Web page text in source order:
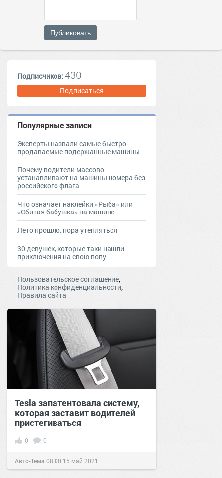
Публиковать
Подписчиков: 430
Подписаться
Популярные записи
Эксперты назвали самые быстро
продаваемые подержанные машины
Почему водители массово
устанавливают на машины номера без
российского флага
Что означает наклейки «Рыба» или
«Сбитая бабушка» на машине
Лето прошло, пора утепляться
30 девушек, которые таки нашли
приключения на свою попу
Пользовательское соглашение,
Политика конфиденциальности,
Правила сайта
Tesla запатентовала систему,
которая заставит водителей
пристегиваться
0 0
Авто-Тема 08:00 15 май 2021